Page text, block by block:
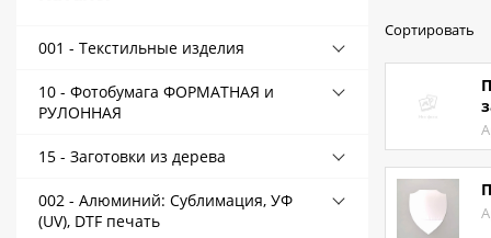
Связаться с нами
Как купить
Доставка
О магазине
001 - Текстильные изделия
10 - Фотобумага ФОРМАТНАЯ и
РУЛОННАЯ
15 - Заготовки из дерева
002 - Алюминий: Сублимация, УФ
(UV), DTF печать
Сортировать